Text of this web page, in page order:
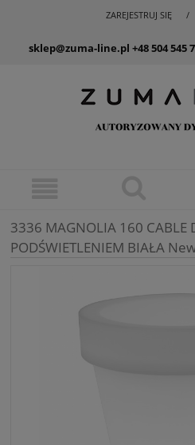
ZAREJESTRUJ SIĘ
sklep@zuma-line.pl +48 504 545
3336 MAGNOLIA 160 CABLE
PODŚWIETLENIEM BIAŁA